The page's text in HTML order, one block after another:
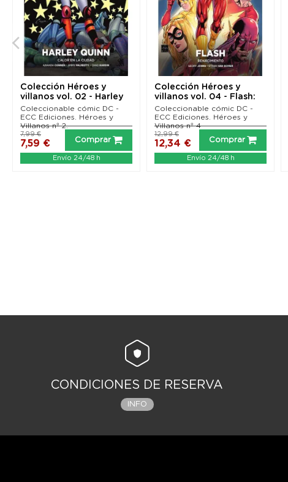
Colección Héroes y
villanos vol. 02 - Harley
Quinn: Calor en...
Coleccionable cómic DC -
ECC Ediciones. Héroes y
Villanos nº 2.
7,59 €
7,99 €
Comprar
Envío 24/48 h
Colección Héroes y
villanos vol. 04 - Flash:
Renacimiento
Coleccionable cómic DC -
ECC Ediciones. Héroes y
Villanos nº 4
12,34 €
12,99 €
Comprar
Envío 24/48 h
CONDICIONES DE RESERVA
INFO